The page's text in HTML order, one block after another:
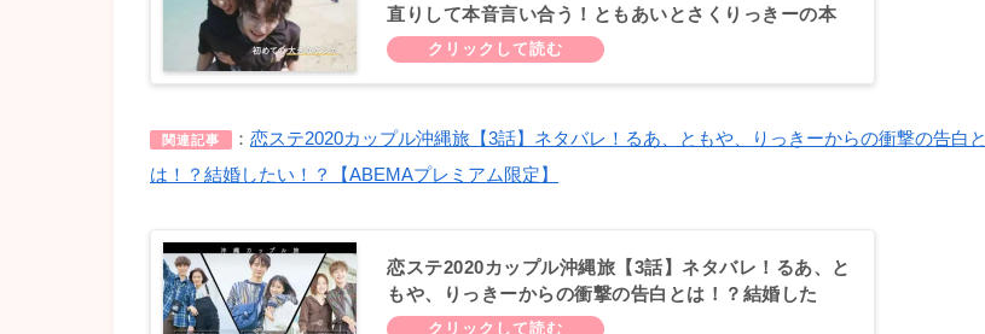
直りして本音言い合う！ともあいとさくりっきーの本
音も！【ABEMAプレミアム限定】
関連記事 ： 恋ステ2020カップル沖縄旅【3話】ネタバレ！るあ、ともや、りっきーからの衝撃の告白と
は！？結婚したい！？【ABEMAプレミアム限定】
恋ステ2020カップル沖縄旅【3話】ネタバレ！るあ、と
もや、りっきーからの衝撃の告白とは！？結婚した
い！？【ABEMAプレミアム限定】